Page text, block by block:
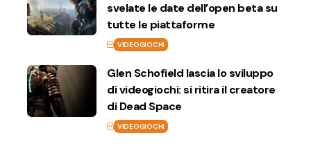
svelate le date dell’open beta su
tutte le piattaforme
VIDEOGIOCHI
Glen Schofield lascia lo sviluppo
di videogiochi: si ritira il creatore
di Dead Space
VIDEOGIOCHI